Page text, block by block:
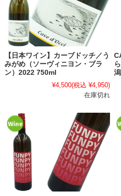
【日本ワイン】カーブドッチ／う
みがめ（ソーヴィニヨン・ブラ
ン）2022 750ml
¥4,500(税込 ¥4,950)
在庫切れ